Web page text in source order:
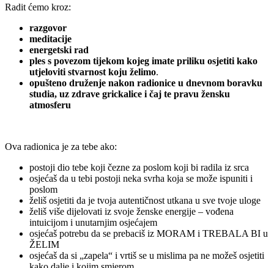
Radit ćemo kroz:
razgovor
meditacije
energetski rad
ples s povezom tijekom kojeg imate priliku osjetiti kako
utjeloviti stvarnost koju želimo.
opušteno druženje nakon radionice u dnevnom boravku
studia, uz zdrave grickalice i čaj te pravu žensku
atmosferu
Ova radionica je za tebe ako:
postoji dio tebe koji čezne za poslom koji bi radila iz srca
osjećaš da u tebi postoji neka svrha koja se može ispuniti i
poslom
želiš osjetiti da je tvoja autentičnost utkana u sve tvoje uloge
želiš više dijelovati iz svoje ženske energije – vođena
intuicijom i unutarnjim osjećajem
osjećaš potrebu da se prebaciš iz MORAM i TREBALA BI u
ŽELIM
osjećaš da si „zapela“ i vrtiš se u mislima pa ne možeš osjetiti